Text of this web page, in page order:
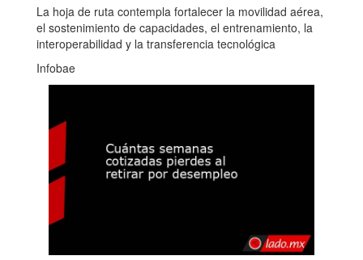
La hoja de ruta contempla fortalecer la movilidad aérea,
el sostenimiento de capacidades, el entrenamiento, la
interoperabilidad y la transferencia tecnológica
Infobae